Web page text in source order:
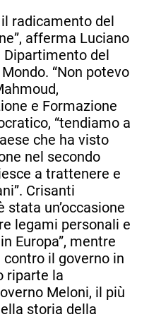
radicamento del
afferma Luciano
del
“Non potevo
e Formazione
“tendiamo a
che ha visto
nel secondo
a trattenere e
Crisanti
stata un’occasione
legami personali e
Europa”, mentre
il governo in
riparte la
Meloni, il più
storia della